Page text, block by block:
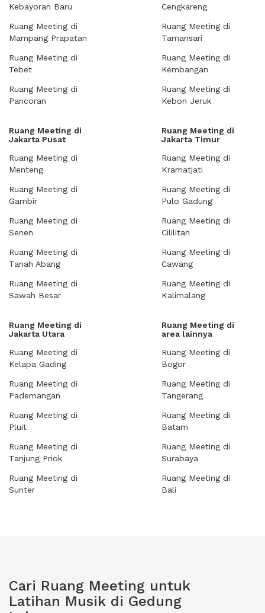
Kebayoran Baru
Ruang Meeting di
Mampang Prapatan
Ruang Meeting di
Tebet
Ruang Meeting di
Pancoran
Cengkareng
Ruang Meeting di
Tamansari
Ruang Meeting di
Kembangan
Ruang Meeting di
Kebon Jeruk
Ruang Meeting di
Jakarta Pusat
Ruang Meeting di
Menteng
Ruang Meeting di
Gambir
Ruang Meeting di
Senen
Ruang Meeting di
Tanah Abang
Ruang Meeting di
Sawah Besar
Ruang Meeting di
Jakarta Timur
Ruang Meeting di
Kramatjati
Ruang Meeting di
Pulo Gadung
Ruang Meeting di
Cililitan
Ruang Meeting di
Cawang
Ruang Meeting di
Kalimalang
Ruang Meeting di
Jakarta Utara
Ruang Meeting di
Kelapa Gading
Ruang Meeting di
Pademangan
Ruang Meeting di
Pluit
Ruang Meeting di
Tanjung Priok
Ruang Meeting di
Sunter
Ruang Meeting di
area lainnya
Ruang Meeting di
Bogor
Ruang Meeting di
Tangerang
Ruang Meeting di
Batam
Ruang Meeting di
Surabaya
Ruang Meeting di
Bali
Cari Ruang Meeting untuk
Latihan Musik di Gedung